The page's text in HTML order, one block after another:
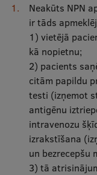
Neakūts NPN
ir tāds
1) vietējā
kā nopietnu;
2) pacients
citām papildu
testi (izņemot
antigēnu
intravenozu
izrakstīšana
un bezrecepšu
3) tā